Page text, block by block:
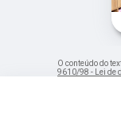
O conteúdo do
9610/98 - Lei de